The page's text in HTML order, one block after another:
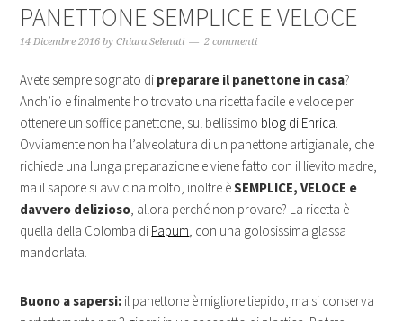
PANETTONE SEMPLICE E VELOCE
14 Dicembre 2016 byChiara Selenati 2 commenti
Avete sempre sognato di preparare il panettone in casa?
Anch’io e finalmente ho trovato una ricetta facile e veloce per
ottenere un soffice panettone, sul bellissimo blog di Enrica.
Ovviamente non ha l’alveolatura di un panettone artigianale, che
richiede una lunga preparazione e viene fatto con il lievito madre,
ma il sapore si avvicina molto, inoltre èSEMPLICE, VELOCE e
davvero delizioso, allora perché non provare? La ricetta è
quella della Colomba di Papum, con una golosissima glassa
mandorlata.
Buono a sapersi: il panettone è migliore tiepido, ma si conserva